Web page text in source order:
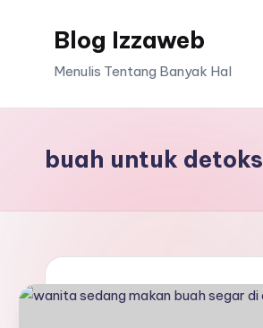
Blog Izzaweb
Menulis Tentang Banyak Hal
buah untuk detoks